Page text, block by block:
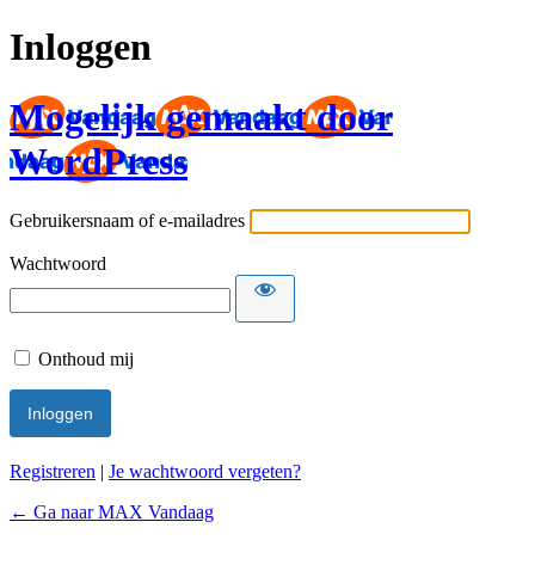
Inloggen
Mogelijk gemaakt door
WordPress
Gebruikersnaam of e-mailadres
Wachtwoord
Onthoud mij
Registreren | Je wachtwoord vergeten?
← Ga naar MAX Vandaag